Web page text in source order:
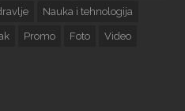
Nauka i tehnologija
Promo Foto Video